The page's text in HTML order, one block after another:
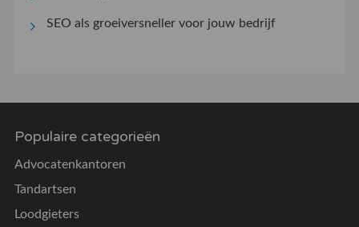
SEO als groeiversneller voor jouw bedrijf
Populaire categorieën
Advocatenkantoren
Tandartsen
Loodgieters